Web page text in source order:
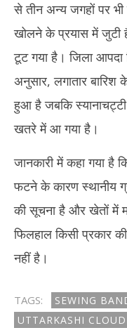
से तीन अन्य जगहों पर भी
खोलने के प्रयास में
टूट गया है। जिला आपदा
अनुसार, लगातार बारिश
हुआ है जबकि
खतरे में आ गया है।
जानकारी में कहा गया है
फटने के कारण स्थानीय
की सूचना है और खेतों में
फिलहाल किसी प्रकार
नहीं है।
TAGS: SEWING
UTTARKASHI